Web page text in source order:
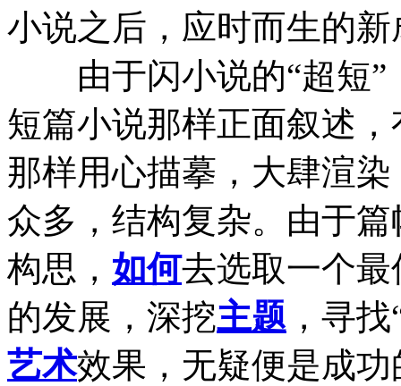
小说之后，应时而生的新
由于闪小说的“超短”
短篇小说那样正面叙述，
那样用心描摹，大肆渲
众多，结构复杂。由于
构思， 如何去选取一个最
的发展，深挖主题 ，寻
艺术效果，无疑便是成